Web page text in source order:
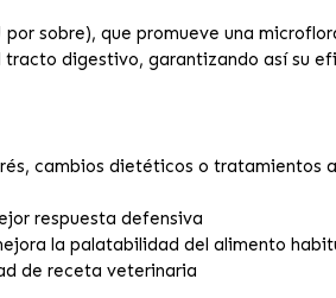
por sobre), que promueve una
tracto digestivo, garantizando así su
cambios dietéticos o tratamientos
respuesta defensiva
la palatabilidad del alimento
de receta veterinaria